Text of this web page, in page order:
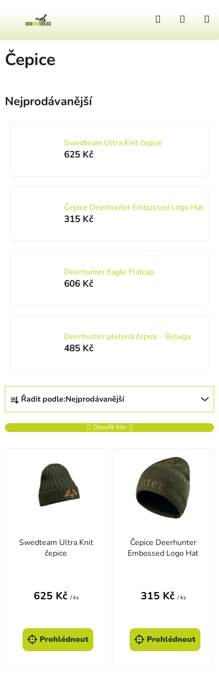
Hledat
Domů
Čepice
Nejprodávanější
Swedteam Ultra Knit čepice
625 Kč
Čepice Deerhunter Embossed Logo Hat
315 Kč
Deerhunter Eagle Flatcap
606 Kč
Deerhunter pletená čepice - Beluga
485 Kč
Řazení produktů
Řadit podle:Nejprodávanější
Otevřít filtr
Swedteam Ultra Knit
čepice
625 Kč / ks
Prohlédnout
Čepice Deerhunter
Embossed Logo Hat
315 Kč / ks
Prohlédnout